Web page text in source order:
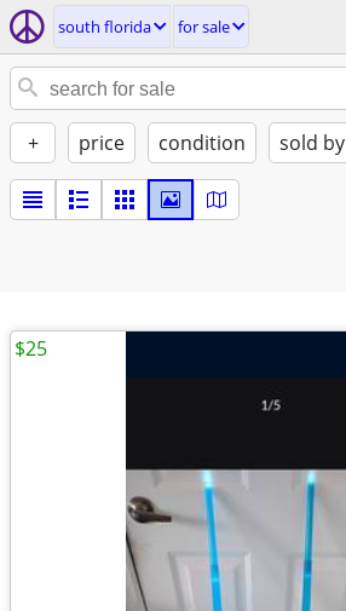
south florida for sale
+ price condition sold by
$25